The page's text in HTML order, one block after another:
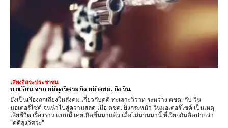
เสียงอิสระประชาชน
บทเรียน จาก คดีลุงวิศวะ ถึง คดี ตชด. ยิง วิน
ยังเป็นเรื่องถกเถียงในสังคม เกี่ยวกับคดี ทะเลาะวิวาท ระหว่าง ตชด. กับ วิน
มอเตอร์ไซค์ จนนำไปสู่ความสลด เมื่อ ตชด. ยิงกระหน่ำ วินมอเตอร์ไซค์ เป็นเหตุ
เสียชีวิต เรื่องราว แบบนี้ เคยเกิดขึ้นมาแล้ว เมื่อไม่นานมานี้ ที่เรียกกันติดปากว่า
"คดีลุงวิศวะ"